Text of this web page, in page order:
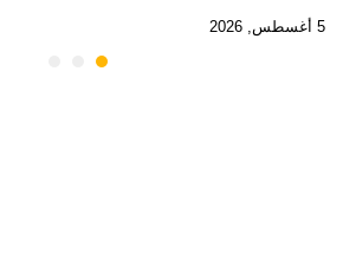
5 أغسطس, 2026